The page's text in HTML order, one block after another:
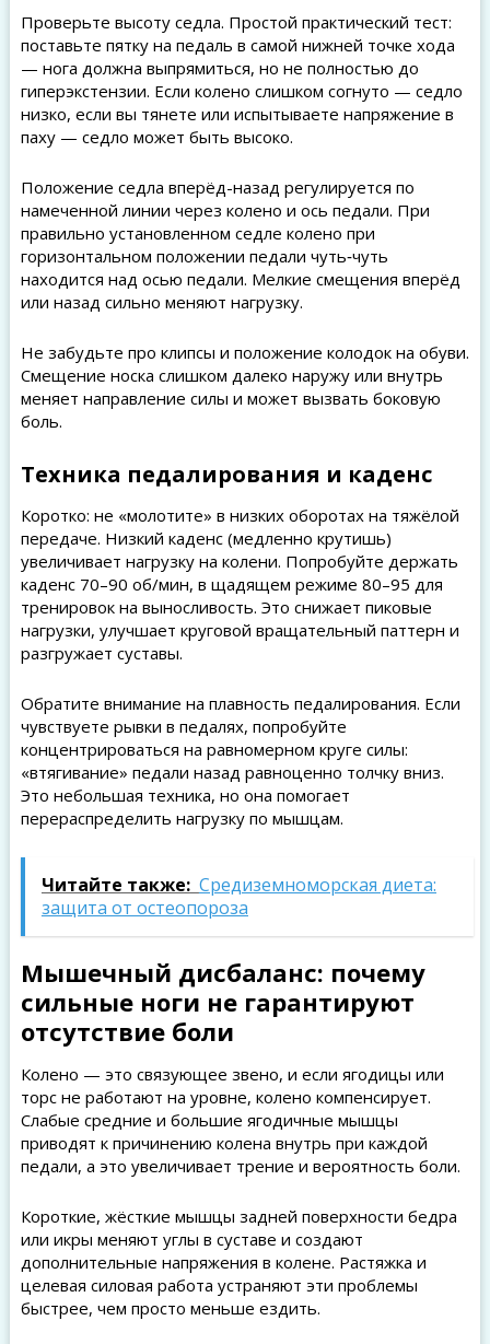
Проверьте высоту седла. Простой практический тест:
поставьте пятку на педаль в самой нижней точке хода
— нога должна выпрямиться, но не полностью до
гиперэкстензии. Если колено слишком согнуто — седло
низко, если вы тянете или испытываете напряжение в
паху — седло может быть высоко.
Положение седла вперёд-назад регулируется по
намеченной линии через колено и ось педали. При
правильно установленном седле колено при
горизонтальном положении педали чуть‑чуть
находится над осью педали. Мелкие смещения вперёд
или назад сильно меняют нагрузку.
Не забудьте про клипсы и положение колодок на обуви.
Смещение носка слишком далеко наружу или внутрь
меняет направление силы и может вызвать боковую
боль.
Техника педалирования и каденс
Коротко: не «молотите» в низких оборотах на тяжёлой
передаче. Низкий каденс (медленно крутишь)
увеличивает нагрузку на колени. Попробуйте держать
каденс 70–90 об/мин, в щадящем режиме 80–95 для
тренировок на выносливость. Это снижает пиковые
нагрузки, улучшает круговой вращательный паттерн и
разгружает суставы.
Обратите внимание на плавность педалирования. Если
чувствуете рывки в педалях, попробуйте
концентрироваться на равномерном круге силы:
«втягивание» педали назад равноценно толчку вниз.
Это небольшая техника, но она помогает
перераспределить нагрузку по мышцам.
Читайте также: Средиземноморская диета:
защита от остеопороза
Мышечный дисбаланс: почему
сильные ноги не гарантируют
отсутствие боли
Колено — это связующее звено, и если ягодицы или
торс не работают на уровне, колено компенсирует.
Слабые средние и большие ягодичные мышцы
приводят к причинению колена внутрь при каждой
педали, а это увеличивает трение и вероятность боли.
Короткие, жёсткие мышцы задней поверхности бедра
или икры меняют углы в суставе и создают
дополнительные напряжения в колене. Растяжка и
целевая силовая работа устраняют эти проблемы
быстрее, чем просто меньше ездить.